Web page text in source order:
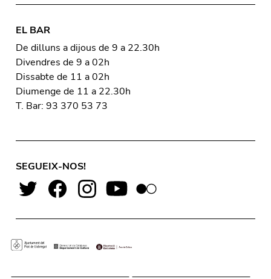
EL BAR
De dilluns a dijous de 9 a 22.30h
Divendres de 9 a 02h
Dissabte de 11 a 02h
Diumenge de 11 a 22.30h
T. Bar: 93 370 53 73
SEGUEIX-NOS!